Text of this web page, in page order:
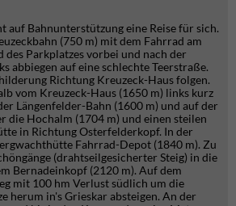
auf Bahnunterstützung eine Reise für sich.
(750 m) mit dem Fahrrad am
des Parkplatzes vorbei und nach der
abbiegen auf eine schlechte Teerstraße.
Richtung Kreuzeck-Haus folgen.
vom Kreuzeck-Haus (1650 m) links kurz
Längenfelder-Bahn (1600 m) und auf der
die Hochalm (1704 m) und einen steilen
in Richtung Osterfelderkopf. In der
Fahrrad-Depot (1840 m). Zu
(drahtseilgesicherter Steig) in die
Bernadeinkopf (2120 m). Auf dem
mit 100 hm Verlust südlich um die
herum in's Grieskar absteigen. An der